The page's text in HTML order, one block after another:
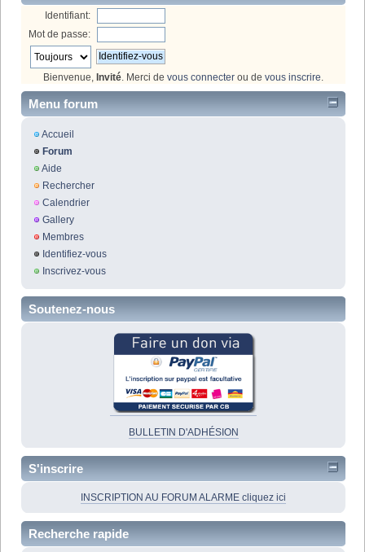
Identifiant:
Mot de passe:
Bienvenue, Invité . Merci de vous connecter ou de vous inscrire
Menu forum
Accueil
Forum
Aide
Rechercher
Calendrier
Gallery
Membres
Identifiez-vous
Inscrivez-vous
Soutenez-nous
BULLETIN D'ADHÉSION
S'inscrire
INSCRIPTION AU FORUM ALARME cliquez ici
Recherche rapide